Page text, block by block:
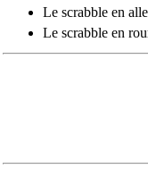
Le scrabble en
Le scrabble en